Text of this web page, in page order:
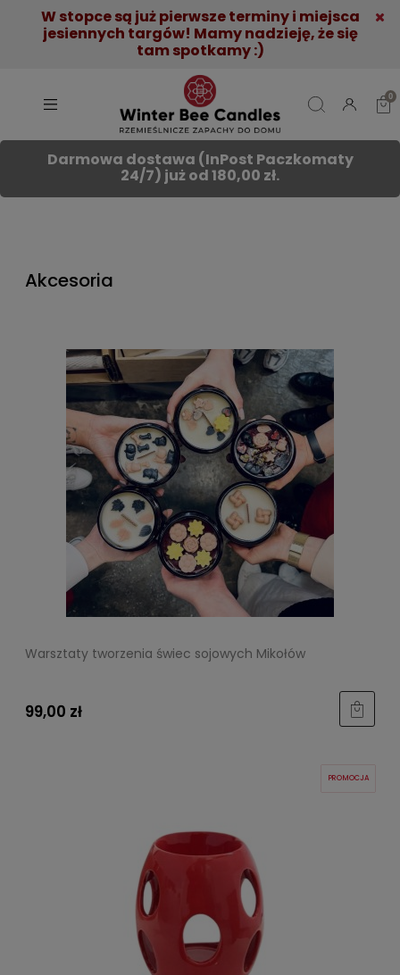
W stopce są już pierwsze terminy i miejsca
jesiennych targów! Mamy nadzieję, że się
tam spotkamy :)
Darmowa dostawa (InPost Paczkomaty
24/7) już od 180,00 zł.
Akcesoria
Warsztaty tworzenia świec sojowych Mikołów
99,00 zł
PROMOCJA